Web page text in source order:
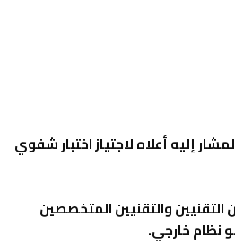
إليه أعلاه لاجتياز اختبار شفوي
والتقنيين المتخصصين
نظام خارجي.